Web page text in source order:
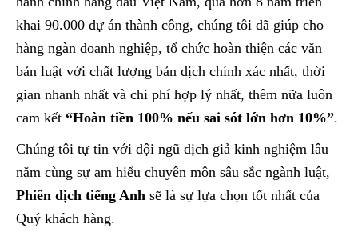
khai 90.000 dự án thành công, chúng tôi đã giúp cho
hàng ngàn doanh nghiệp, tổ chức hoàn thiện các văn
bản luật với chất lượng bản dịch chính xác nhất, thời
gian nhanh nhất và chi phí hợp lý nhất, thêm nữa luôn
cam kết “Hoàn tiền 100% nếu sai sót lớn hơn 10%”.
Chúng tôi tự tin với đội ngũ dịch giả kinh nghiệm lâu
năm cùng sự am hiểu chuyên môn sâu sắc ngành luật,
Phiên dịch tiếng Anh sẽ là sự lựa chọn tốt nhất của
Quý khách hàng.